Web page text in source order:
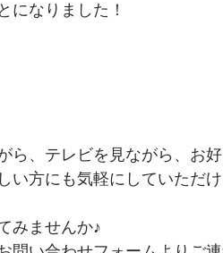
になりました！
ら、テレビを見ながら、お
い方にも気軽にしていただけ
みませんか♪